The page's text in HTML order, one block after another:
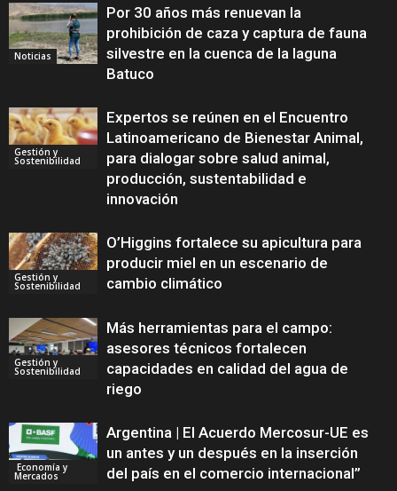
Noticias
Por 30 años más renuevan la
prohibición de caza y captura de fauna
silvestre en la cuenca de la laguna
Batuco
Gestión y
Sostenibilidad
Expertos se reúnen en el Encuentro
Latinoamericano de Bienestar Animal,
para dialogar sobre salud animal,
producción, sustentabilidad e
innovación
Gestión y
Sostenibilidad
O’Higgins fortalece su apicultura para
producir miel en un escenario de
cambio climático
Gestión y
Sostenibilidad
Más herramientas para el campo:
asesores técnicos fortalecen
capacidades en calidad del agua de
riego
Economía y
Mercados
Argentina | El Acuerdo Mercosur-UE es
un antes y un después en la inserción
del país en el comercio internacional”